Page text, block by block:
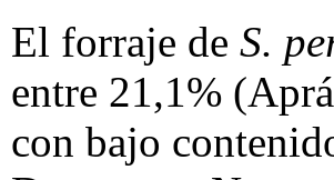
El forraje de S.
entre 21,1%
con bajo